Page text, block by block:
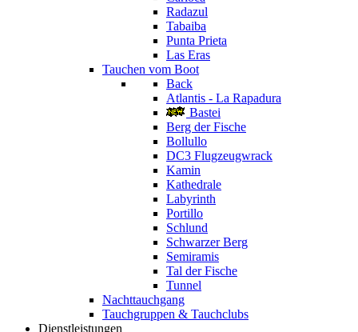
Radazul
Tabaiba
Punta Prieta
Las Eras
Tauchen vom Boot
Back
Atlantis - La Rapadura
Bastei
Berg der Fische
Bollullo
DC3 Flugzeugwrack
Kamin
Kathedrale
Labyrinth
Portillo
Schlund
Schwarzer Berg
Semiramis
Tal der Fische
Tunnel
Nachttauchgang
Tauchgruppen & Tauchclubs
Dienstleistungen